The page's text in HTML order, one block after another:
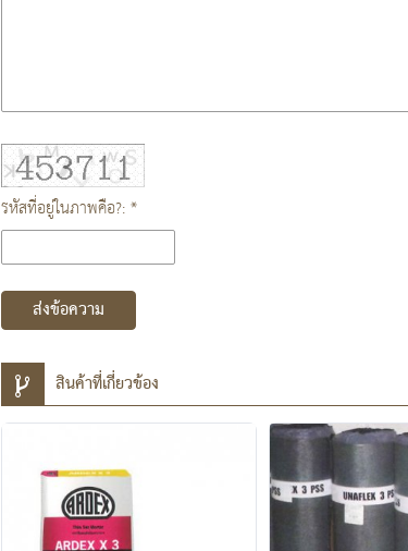
รหัสที่อยู่ในภาพคือ?: *
ส่งข้อความ
สินค้าที่เกี่ยวข้อง